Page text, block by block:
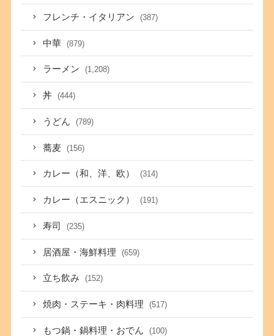
フレンチ・イタリアン (387)
中華 (879)
ラーメン (1,208)
丼 (444)
うどん (789)
蕎麦 (156)
カレー（和、洋、欧） (314)
カレー（エスニック） (191)
寿司 (235)
居酒屋・海鮮料理 (659)
立ち飲み (152)
焼肉・ステーキ・肉料理 (517)
もつ鍋・鍋料理・おでん (100)